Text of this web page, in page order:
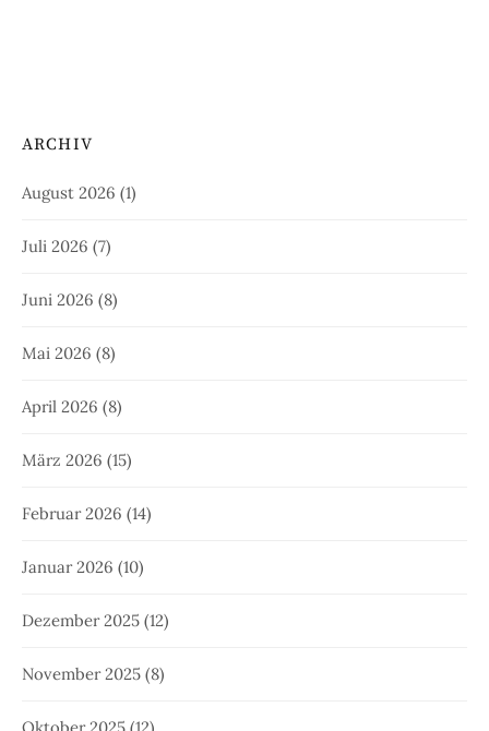
ARCHIV
August 2026 (1)
Juli 2026 (7)
Juni 2026 (8)
Mai 2026 (8)
April 2026 (8)
März 2026 (15)
Februar 2026 (14)
Januar 2026 (10)
Dezember 2025 (12)
November 2025 (8)